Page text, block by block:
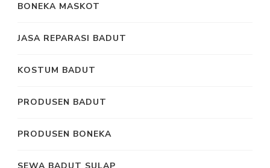
BONEKA MASKOT
JASA REPARASI BADUT
KOSTUM BADUT
PRODUSEN BADUT
PRODUSEN BONEKA